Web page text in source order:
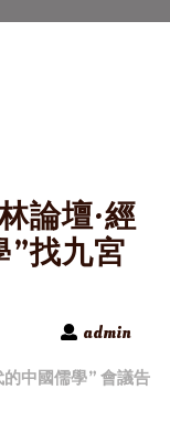
論壇·經
”找九宮
admin
中國儒學” 會議告